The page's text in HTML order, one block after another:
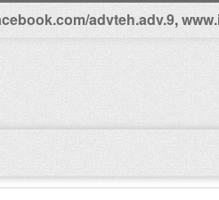
advteh.adv.9,